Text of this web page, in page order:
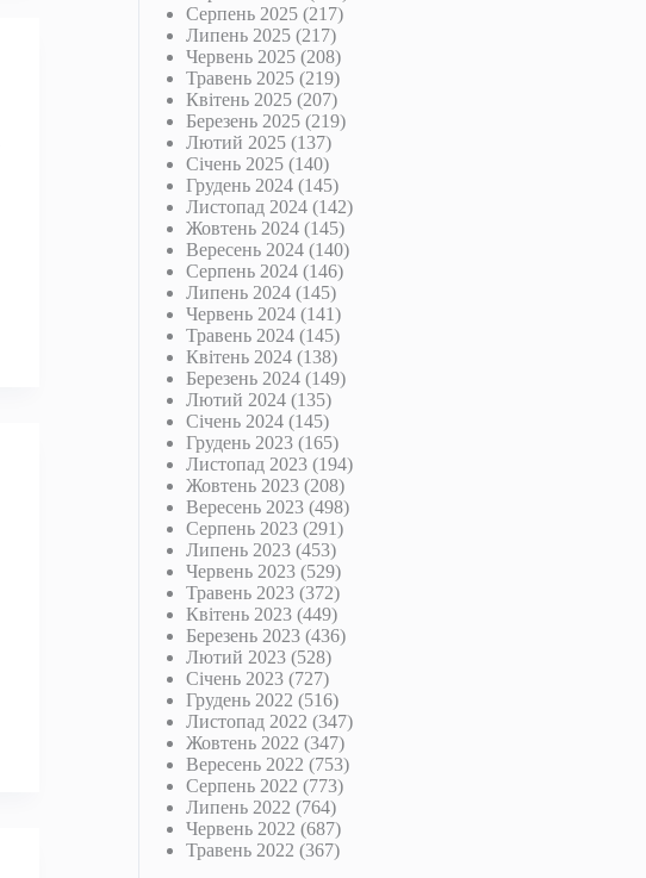
Серпень 2025 (217)
Липень 2025 (217)
Червень 2025 (208)
Травень 2025 (219)
Квітень 2025 (207)
Березень 2025 (219)
Лютий 2025 (137)
Січень 2025 (140)
Грудень 2024 (145)
Листопад 2024 (142)
Жовтень 2024 (145)
Вересень 2024 (140)
Серпень 2024 (146)
Липень 2024 (145)
Червень 2024 (141)
Травень 2024 (145)
Квітень 2024 (138)
Березень 2024 (149)
Лютий 2024 (135)
Січень 2024 (145)
Грудень 2023 (165)
Листопад 2023 (194)
Жовтень 2023 (208)
Вересень 2023 (498)
Серпень 2023 (291)
Липень 2023 (453)
Червень 2023 (529)
Травень 2023 (372)
Квітень 2023 (449)
Березень 2023 (436)
Лютий 2023 (528)
Січень 2023 (727)
Грудень 2022 (516)
Листопад 2022 (347)
Жовтень 2022 (347)
Вересень 2022 (753)
Серпень 2022 (773)
Липень 2022 (764)
Червень 2022 (687)
Травень 2022 (367)